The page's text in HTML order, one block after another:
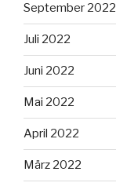
September 2022
Juli 2022
Juni 2022
Mai 2022
April 2022
März 2022